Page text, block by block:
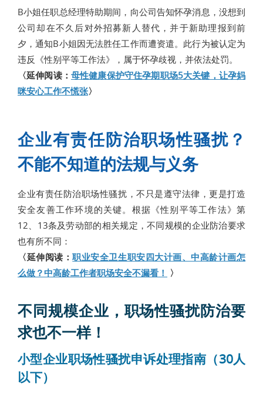
B小姐任职总经理特助期间，向公司告知怀孕消息，没想到
公司却在不久后对外招募新人替代，并于新助理报到前
夕，通知B小姐因无法胜任工作而遭资遣。此行为被认定为
违反《性别平等工作法》，属于怀孕歧视，并依法处罚。
〈延伸阅读： 母性健康保护守住孕期职场5大关键，让孕妈
咪安心工作不慌张〉
企业有责任防治职场性骚扰？
不能不知道的法规与义务
企业有责任防治职场性骚扰，不只是遵守法律，更是打造
安全友善工作环境的关键。根据《性别平等工作法》第
12、13条及劳动部的相关规定，不同规模的企业防治要求
也有所不同：
〈延伸阅读：职业安全卫生职安四大计画、中高龄计画怎
么做？中高龄工作者职场安全不漏看！ 〉
不同规模企业，职场性骚扰防治要
求也不一样！
小型企业职场性骚扰申诉处理指南（30人
以下）